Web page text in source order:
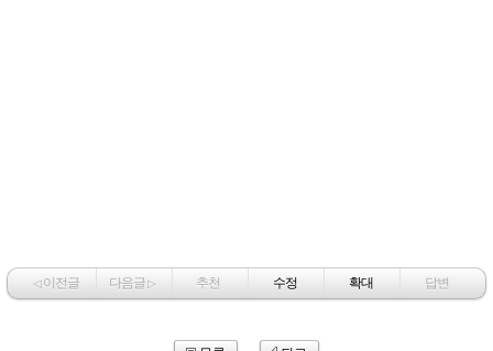
◁이전글 다음글▷ 추천 수정 확대 답변